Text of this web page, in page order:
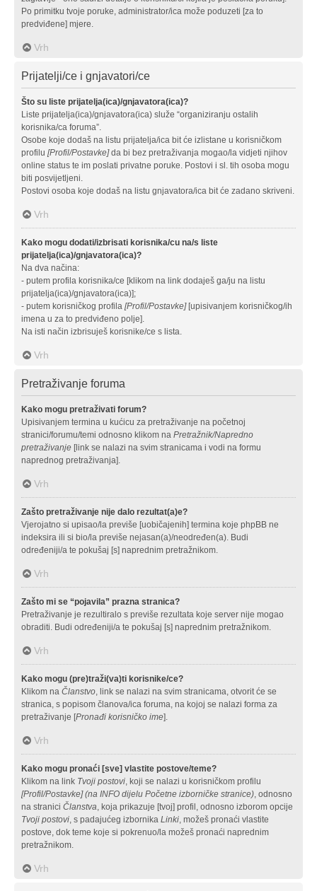
Po primitku tvoje poruke, administrator/ica može poduzeti [za to
predviđene] mjere.
Vrh
Prijatelji/ce i gnjavatori/ce
Što su liste prijatelja(ica)/gnjavatora(ica)?
Liste prijatelja(ica)/gnjavatora(ica) služe “organiziranju ostalih
korisnika/ca foruma”.
Osobe koje dodaš na listu prijatelja/ica bit će izlistane u korisničkom
profilu [Profil/Postavke]da bi bez pretraživanja mogao/la vidjeti njihov
online status te im poslati privatne poruke. Postovi i sl. tih osoba mogu
biti posvijetljeni.
Postovi osoba koje dodaš na listu gnjavatora/ica bit će zadano skriveni.
Vrh
Kako mogu dodati/izbrisati korisnika/cu na/s liste
prijatelja(ica)/gnjavatora(ica)?
Na dva načina:
- putem profila korisnika/ce [klikom na link dodaješ ga/ju na listu
prijatelja(ica)/gnjavatora(ica)];
- putem korisničkog profila [Profil/Postavke][upisivanjem korisničkog/ih
imena u za to predviđeno polje].
Na isti način izbrisuješ korisnike/ce s lista.
Vrh
Pretraživanje foruma
Kako mogu pretraživati forum?
Upisivanjem termina u kućicu za pretraživanje na početnoj
stranici/forumu/temi odnosno klikom na Pretražnik/Napredno
pretraživanje [link se nalazi na svim stranicama i vodi na formu
naprednog pretraživanja].
Vrh
Zašto pretraživanje nije dalo rezultat(a)e?
Vjerojatno si upisao/la previše [uobičajenih] termina koje phpBB ne
indeksira ili si bio/la previše nejasan(a)/neodređen(a). Budi
određeniji/a te pokušaj [s] naprednim pretražnikom.
Vrh
Zašto mi se “pojavila” prazna stranica?
Pretraživanje je rezultiralo s previše rezultata koje server nije mogao
obraditi. Budi određeniji/a te pokušaj [s] naprednim pretražnikom.
Vrh
Kako mogu (pre)traži(va)ti korisnike/ce?
Klikom na Članstvo, link se nalazi na svim stranicama, otvorit će se
stranica, s popisom članova/ica foruma, na kojoj se nalazi forma za
pretraživanje [Pronađi korisničko ime].
Vrh
Kako mogu pronaći [sve] vlastite postove/teme?
Klikom na link Tvoji postovi, koji se nalazi u korisničkom profilu
[Profil/Postavke] (na INFO dijelu Početne izborničke stranice), odnosno
na stranici Članstva, koja prikazuje [tvoj] profil, odnosno izborom opcije
Tvoji postovi, s padajućeg izbornika Linki, možeš pronaći vlastite
postove, dok teme koje si pokrenuo/la možeš pronaći naprednim
pretražnikom.
Vrh